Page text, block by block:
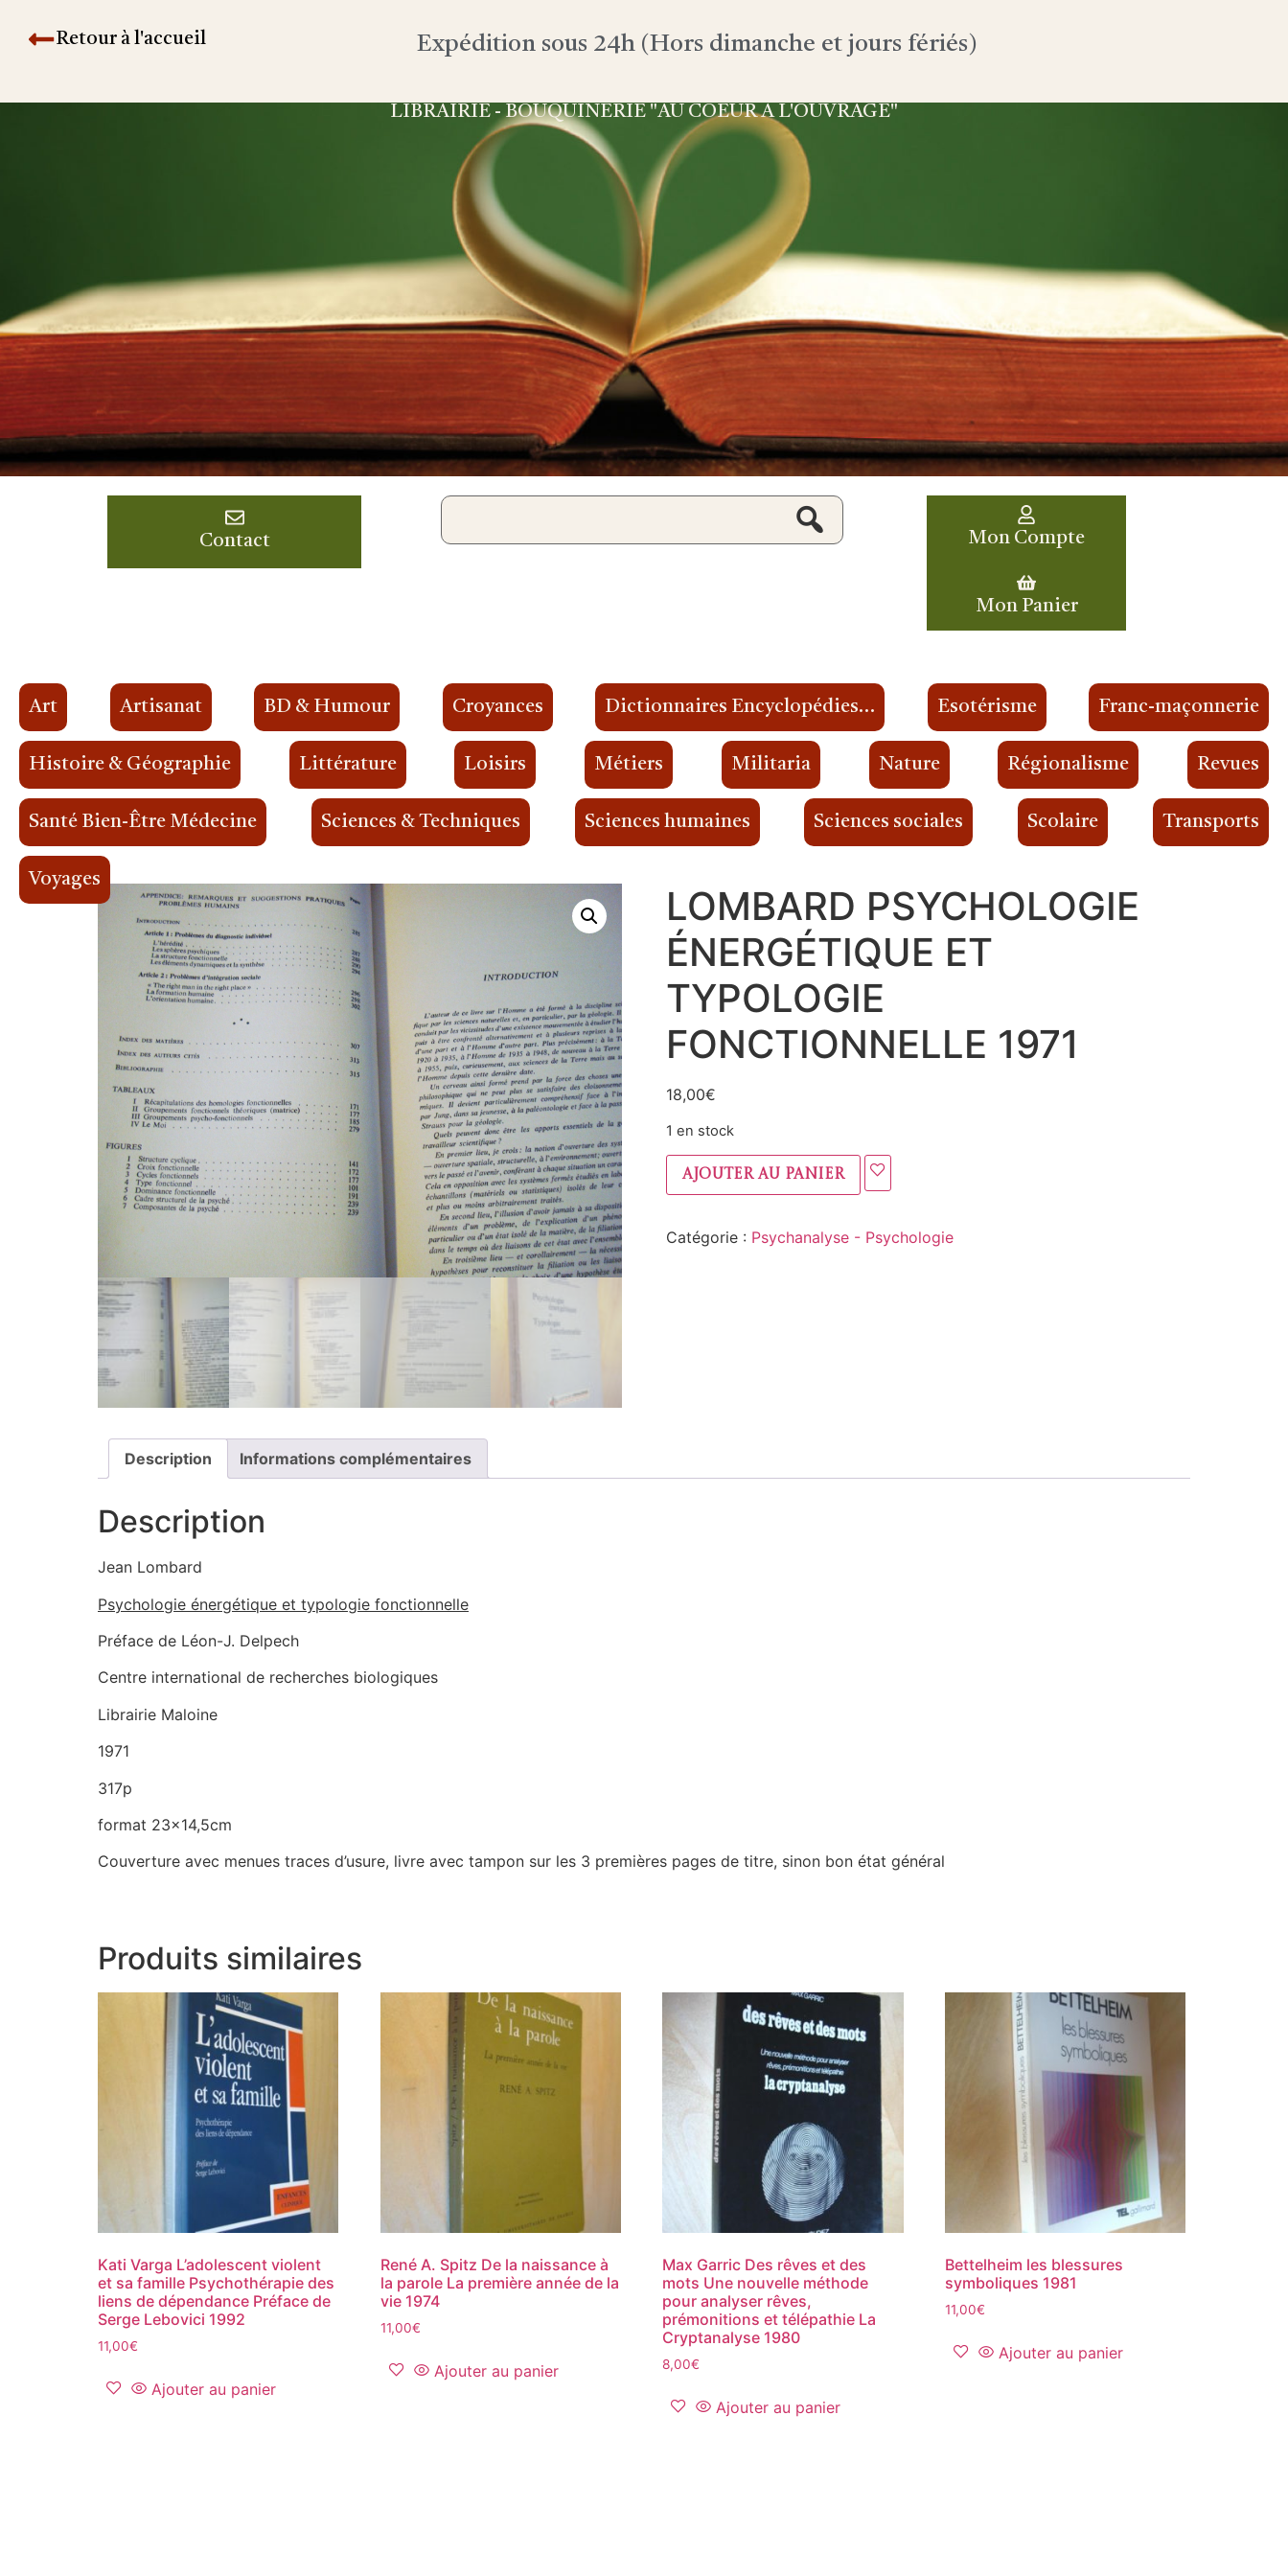
Retour à l'accueil Expédition sous 24h (Hors dimanche et jours fériés)
LIBRAIRIE - BOUQUINERIE "AU COEUR À L'OUVRAGE"
Contact Mon Compte
Mon Panier
Art Artisanat BD & Humour Croyances Dictionnaires Encyclopédies… Esotérisme Franc-maçonnerie
Histoire & Géographie Littérature Loisirs Métiers Militaria Nature Régionalisme Revues
Santé Bien-Être Médecine Sciences & Techniques Sciences humaines Sciences sociales Scolaire Transports
Voyages
LOMBARD PSYCHOLOGIE
ÉNERGÉTIQUE ET
TYPOLOGIE
FONCTIONNELLE 1971
18,00€
1 en stock
Ajouter au panier
Catégorie : Psychanalyse - Psychologie
Description Informations complémentaires
Description
Jean Lombard
Psychologie énergétique et typologie fonctionnelle
Préface de Léon-J. Delpech
Centre international de recherches biologiques
Librairie Maloine
1971
317p
format 23×14,5cm
Couverture avec menues traces d’usure, livre avec tampon sur les 3 premières pages de titre, sinon bon état général
Produits similaires
Kati Varga L’adolescent violent
et sa famille Psychothérapie des
liens de dépendance Préface de
Serge Lebovici 1992
11,00€
Ajouter au panier
René A. Spitz De la naissance à
la parole La première année de la
vie 1974
11,00€
Ajouter au panier
Max Garric Des rêves et des
mots Une nouvelle méthode
pour analyser rêves,
prémonitions et télépathie La
Cryptanalyse 1980
8,00€
Ajouter au panier
Bettelheim les blessures
symboliques 1981
11,00€
Ajouter au panier